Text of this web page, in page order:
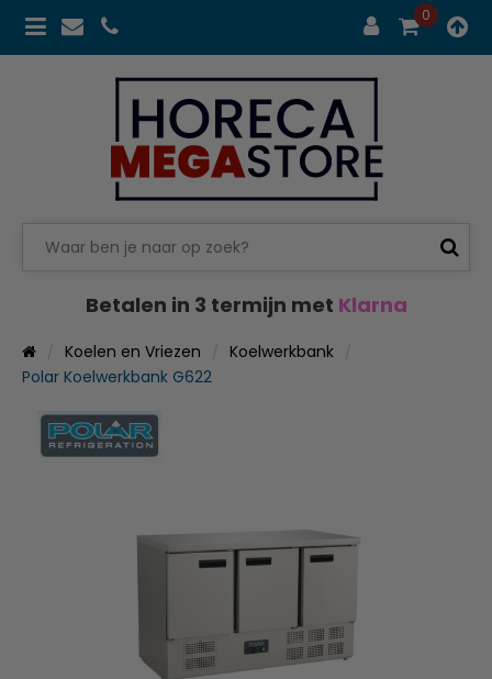
0
Betalen in 3 termijn met Klarna
Koelen en Vriezen
Koelwerkbank
Polar Koelwerkbank G622